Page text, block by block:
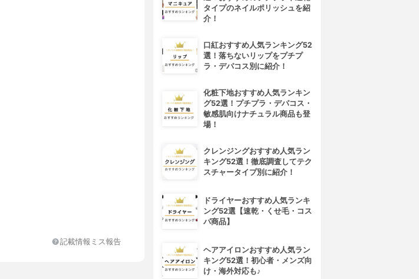
記載情報ミス報告
タイプのネイルポリッシュを紹
介！
口紅おすすめ人気ランキング52
選！落ちないリップをプチプ
ラ・デパコス別に紹介！
化粧下地おすすめ人気ランキン
グ52選！プチプラ・デパコス・
敏感肌向けナチュラル商品も登
場！
クレンジングおすすめ人気ラン
キング52選！徹底調査してテク
スチャータイプ別に紹介！
ドライヤーおすすめ人気ランキ
ング52選【速乾・くせ毛・コス
パ商品】
ヘアアイロンおすすめ人気ラン
キング52選！初心者・メンズ向
け・海外対応も♪